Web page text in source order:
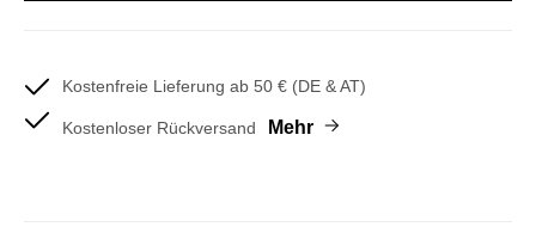
Kostenfreie Lieferung ab 50 € (DE & AT)
Kostenloser Rückversand Mehr